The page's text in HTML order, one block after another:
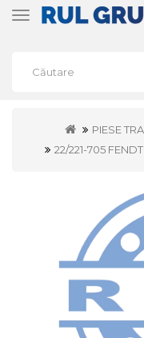
Toggle
PIESE
22/221-705